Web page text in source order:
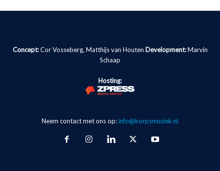
Concept:Cor Vosseberg, Matthijs van Houten Development: Marvin
Schaap
Hosting:
Neem contact met ons op:info@korpsmuziek.nl